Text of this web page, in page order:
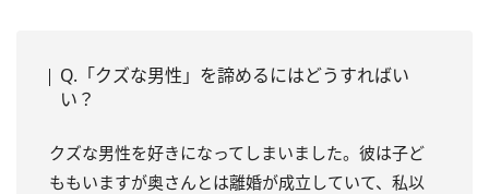
Q.「クズな男性」を諦めるにはどうすればい
い？
クズな男性を好きになってしまいました。彼は子ど
ももいますが奥さんとは離婚が成立していて、私以